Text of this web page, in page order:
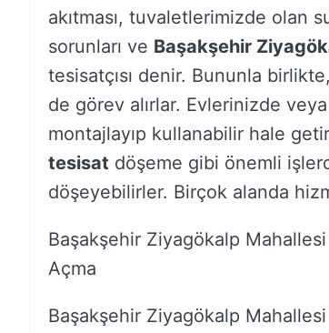
akıtması, tuvaletlerimizde olan
sorunları ve Başakşehir
tesisatçısı denir. Bununla
de görev alırlar. Evlerinizde
montajlayıp kullanabilir hale
tesisat döşeme gibi önemli
döşeyebilirler. Birçok alanda
Başakşehir Ziyagökalp
Açma
Başakşehir Ziyagökalp